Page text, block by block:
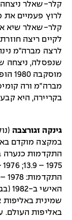
לרוץ פעמיים את
לקיים ריצה
לרצה מברה"מ
בקריירה, היא קבעה
גינקה זגורצבה